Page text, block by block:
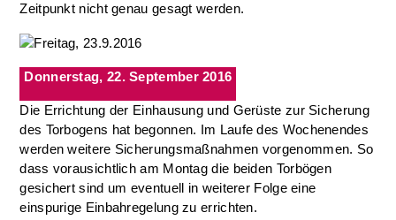
Zeitpunkt nicht genau gesagt werden.
Donnerstag, 22. September 2016
Die Errichtung der Einhausung und Gerüste zur Sicherung
des Torbogens hat begonnen. Im Laufe des Wochenendes
werden weitere Sicherungsmaßnahmen vorgenommen. So
dass vorausichtlich am Montag die beiden Torbögen
gesichert sind um eventuell in weiterer Folge eine
einspurige Einbahregelung zu errichten.